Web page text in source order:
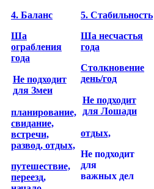
4. Баланс
Ша
ограбления
года
Не подходит
для Змеи
планирование,
свидание,
встречи,
развод, отдых,
путешествие,
переезд,
5. Стабильность
Ша несчастья
года
Cтолкновение
день/год
Не подходит
для Лошади
отдых,
Не подходит
для
важных дел